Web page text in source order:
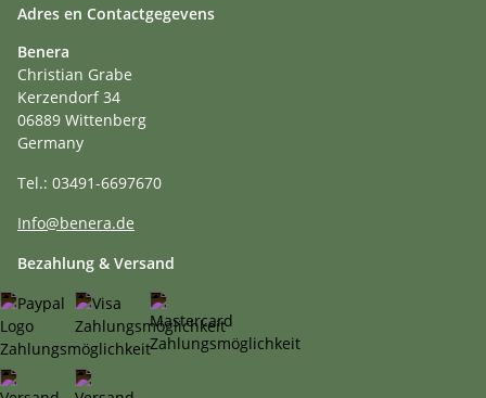
Adres en Contactgegevens
Benera
Christian Grabe
Kerzendorf 34
06889 Wittenberg
Germany
Tel.: 03491-6697670
Info@benera.de
Bezahlung & Versand